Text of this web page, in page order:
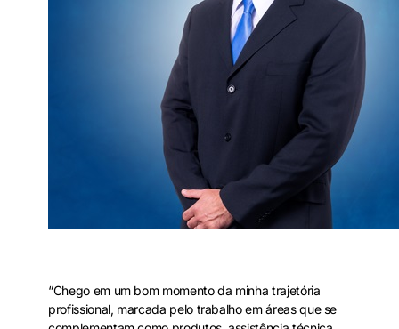
“Chego em um bom momento da minha trajetória
profissional, marcada pelo trabalho em áreas que se